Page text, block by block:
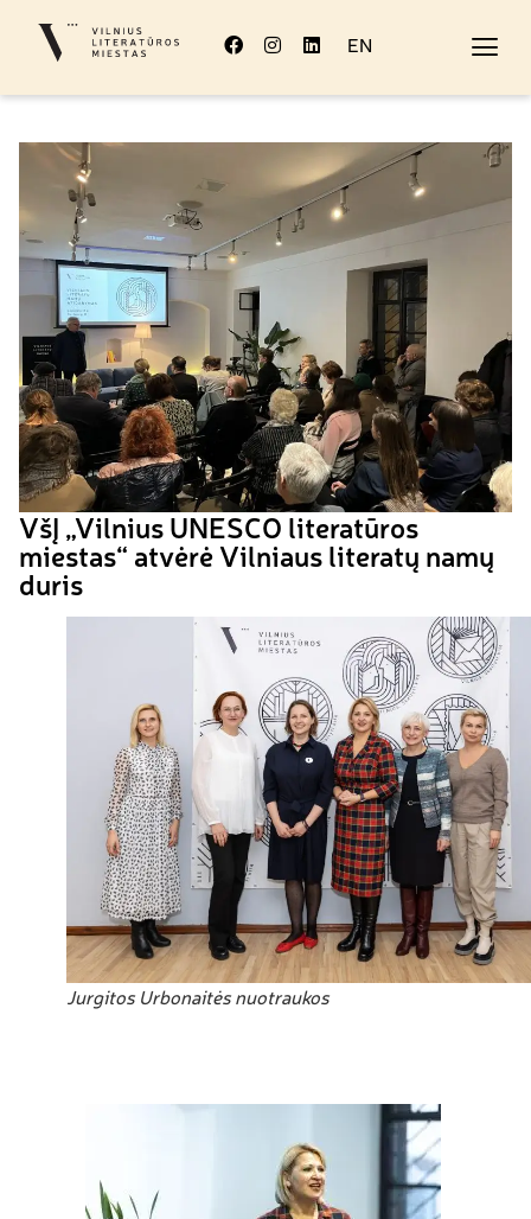
EN
VšĮ „Vilnius UNESCO literatūros
miestas“ atvėrė Vilniaus literatų namų
duris
Jurgitos Urbonaitės nuotraukos